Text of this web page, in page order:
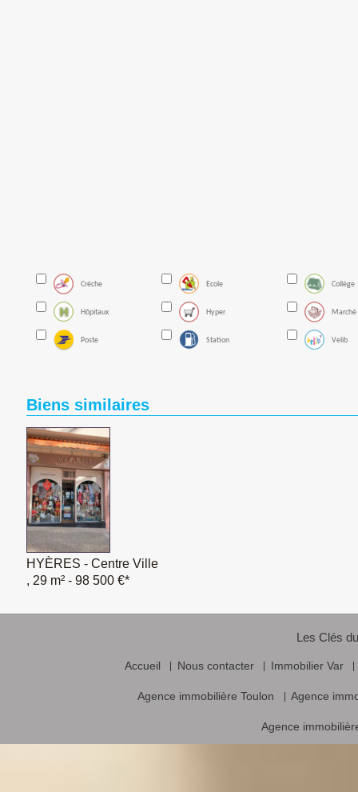
Créche Ecole Collège
Hôpitaux Hyper Marché
Poste Station Velib
Biens similaires
HYÈRES - Centre Ville
, 29 m² - 98 500 €*
Les Clés
Accueil Nous contacter Immobilier Var
Agence immobilière Toulon Agence
Agence